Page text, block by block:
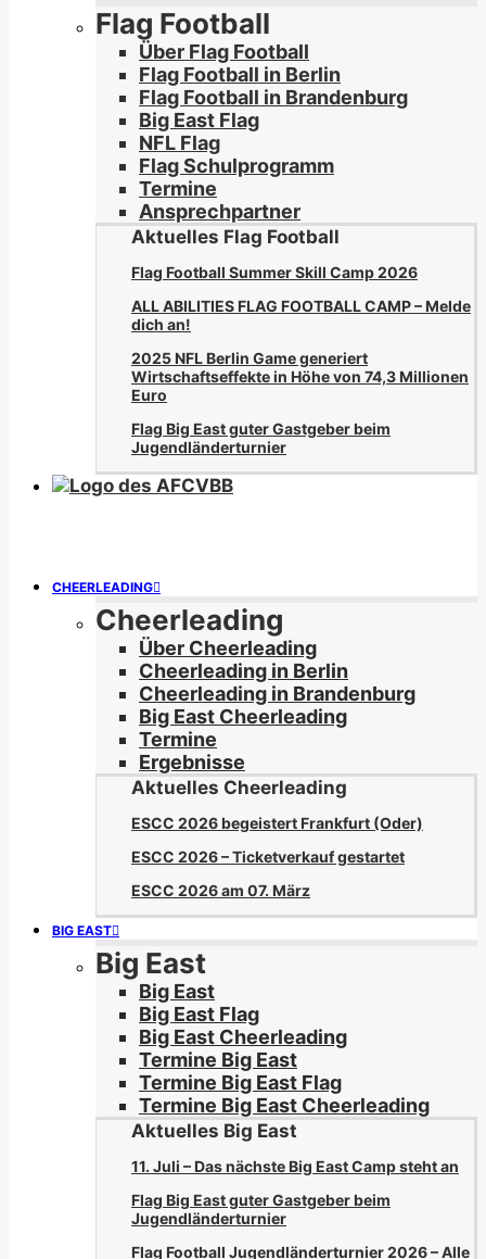
Flag Football
Über Flag Football
Flag Football in Berlin
Flag Football in Brandenburg
Big East Flag
NFL Flag
Flag Schulprogramm
Termine
Ansprechpartner
Aktuelles Flag Football
Flag Football Summer Skill Camp 2026
ALL ABILITIES FLAG FOOTBALL CAMP – Melde
dich an!
2025 NFL Berlin Game generiert
Wirtschaftseffekte in Höhe von 74,3 Millionen
Euro
Flag Big East guter Gastgeber beim
Jugendländerturnier
CHEERLEADING
Cheerleading
Über Cheerleading
Cheerleading in Berlin
Cheerleading in Brandenburg
Big East Cheerleading
Termine
Ergebnisse
Aktuelles Cheerleading
ESCC 2026 begeistert Frankfurt (Oder)
ESCC 2026 – Ticketverkauf gestartet
ESCC 2026 am 07. März
BIG EAST
Big East
Big East
Big East Flag
Big East Cheerleading
Termine Big East
Termine Big East Flag
Termine Big East Cheerleading
Aktuelles Big East
11. Juli – Das nächste Big East Camp steht an
Flag Big East guter Gastgeber beim
Jugendländerturnier
Flag Football Jugendländerturnier 2026 – Alle